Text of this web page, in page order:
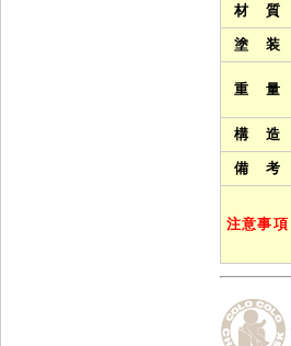
材 質
塗 装
重 量
構 造
備 考
注意事項